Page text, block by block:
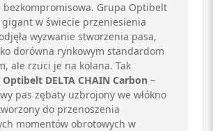
Grupa Optibelt
w świecie przeniesienia
wyzwanie stworzenia pasa,
dorówna rynkowym standardom
ale rzuci je na kolana. Tak
Optibelt DELTA CHAIN Carbon –
pas zębaty uzbrojony we włókno
do przenoszenia
momentów obrotowych w